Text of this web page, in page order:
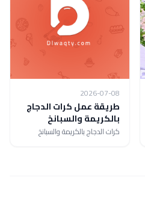
2026-07-08
طريقة عمل كرات الدجاج
بالكريمة والسبانخ
كرات الدجاج بالكريمة والسبانخ